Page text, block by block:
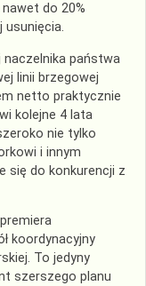
do 20%
usunięcia.
państwa
linii brzegowej
netto praktycznie
kolejne 4 lata
nie tylko
i innym
się do konkurencji z
koordynacyjny
To jedyny
szerszego planu